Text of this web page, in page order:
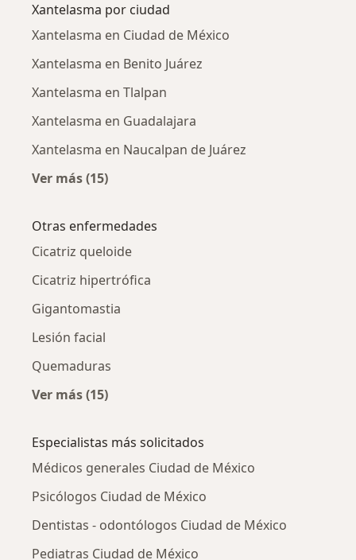
Xantelasma por ciudad
Xantelasma en Ciudad de México
Xantelasma en Benito Juárez
Xantelasma en Tlalpan
Xantelasma en Guadalajara
Xantelasma en Naucalpan de Juárez
Ver más (15)
Otras enfermedades
Cicatriz queloide
Cicatriz hipertrófica
Gigantomastia
Lesión facial
Quemaduras
Ver más (15)
Especialistas más solicitados
Médicos generales Ciudad de México
Psicólogos Ciudad de México
Dentistas - odontólogos Ciudad de México
Pediatras Ciudad de México